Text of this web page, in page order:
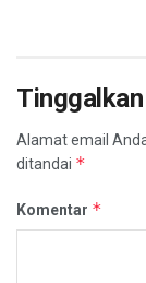
Alamat email
ditandai *
Komentar *